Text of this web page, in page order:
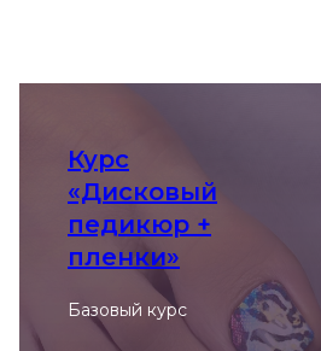
Курс
«Дисковый
педикюр +
пленки»
Базовый курс